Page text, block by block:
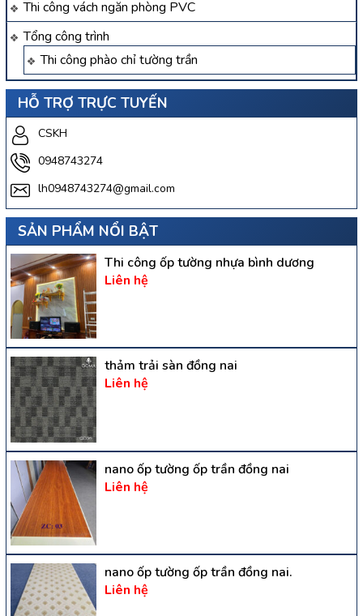
Thi công vách ngăn phòng PVC
Tổng công trình
Thi công phào chỉ tường trần
HỖ TRỢ TRỰC TUYẾN
CSKH
0948743274
lh0948743274@gmail.com
SẢN PHẨM NỔI BẬT
Thi công ốp tường nhựa bình dương
Liên hệ
thảm trải sàn đồng nai
Liên hệ
nano ốp tường ốp trần đồng nai
Liên hệ
nano ốp tường ốp trần đồng nai.
Liên hệ